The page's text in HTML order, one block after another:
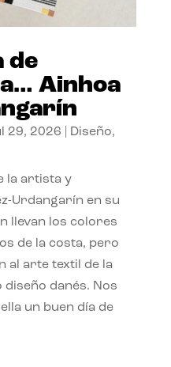
de
Ainhoa
29, 2026 Diseño,
la artista y
Urdangarín en su
llevan los colores
de la costa, pero
al arte textil de la
diseño danés. Nos
un buen día de